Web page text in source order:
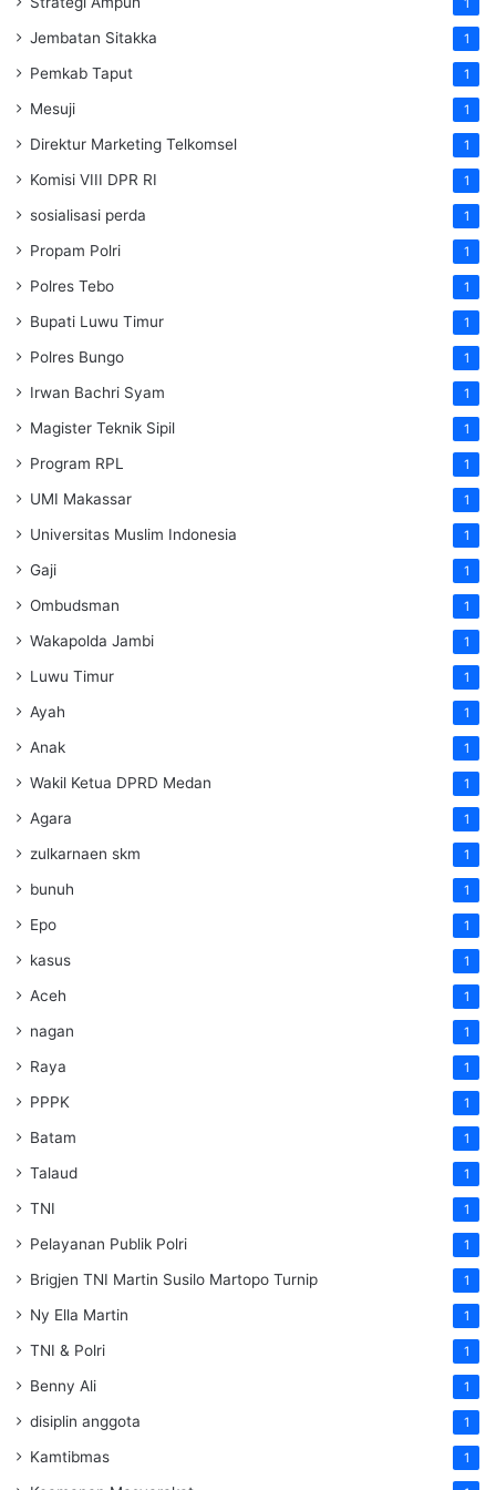
1
Jembatan Sitakka 1
Pemkab Taput 1
Mesuji 1
Direktur Marketing Telkomsel 1
Komisi VIII DPR RI 1
sosialisasi perda 1
Propam Polri 1
Polres Tebo 1
Bupati Luwu Timur 1
Polres Bungo 1
Irwan Bachri Syam 1
Magister Teknik Sipil 1
Program RPL 1
UMI Makassar 1
Universitas Muslim Indonesia 1
Gaji 1
Ombudsman 1
Wakapolda Jambi 1
Luwu Timur 1
Ayah 1
Anak 1
Wakil Ketua DPRD Medan 1
Agara 1
zulkarnaen skm 1
bunuh 1
Epo 1
kasus 1
Aceh 1
nagan 1
Raya 1
PPPK 1
Batam 1
Talaud 1
TNI 1
Pelayanan Publik Polri 1
Brigjen TNI Martin Susilo Martopo Turnip 1
Ny Ella Martin 1
TNI & Polri 1
Benny Ali 1
disiplin anggota 1
Kamtibmas 1